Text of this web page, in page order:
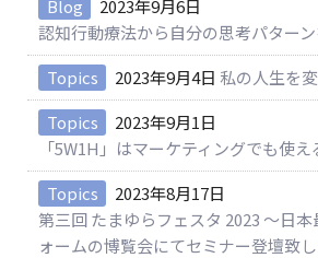
Blog
2023年9月6日
認知行動療法から自分の思考パターン
Topics
2023年9月4日 私の人生を
Topics
2023年9月1日
「5W1H」はマーケティングでも使え
Topics
2023年8月17日
第三回 たまゆらフェスタ 2023 ～日
ォームの博覧会にてセミナー登壇致し